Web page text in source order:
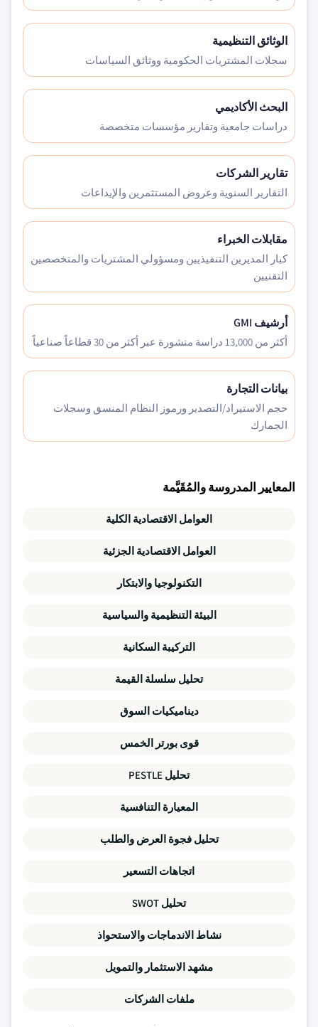
الوثائق التنظيمية
سجلات المشتريات الحكومية ووثائق السياسات
البحث الأكاديمي
دراسات جامعية وتقارير مؤسسات متخصصة
تقارير الشركات
التقارير السنوية وعروض المستثمرين والإيداعات
مقابلات الخبراء
كبار المديرين التنفيذيين ومسؤولي المشتريات والمتخصصين
التقنيين
أرشيف GMI
أكثر من 13,000 دراسة منشورة عبر أكثر من 30 قطاعاً صناعياً
بيانات التجارة
حجم الاستيراد/التصدير ورموز النظام المنسق وسجلات
الجمارك
المعايير المدروسة والمُقَيَّمة
العوامل الاقتصادية الكلية
العوامل الاقتصادية الجزئية
التكنولوجيا والابتكار
البيئة التنظيمية والسياسية
التركيبة السكانية
تحليل سلسلة القيمة
ديناميكيات السوق
قوى بورتر الخمس
تحليل PESTLE
المعيارة التنافسية
تحليل فجوة العرض والطلب
اتجاهات التسعير
تحليل SWOT
نشاط الاندماجات والاستحواذ
مشهد الاستثمار والتمويل
ملفات الشركات